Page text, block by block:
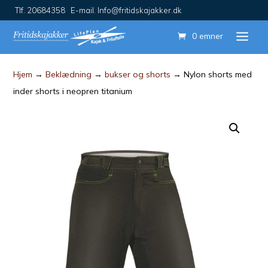
Tlf. 20684358 E-mail. Info@fritidskajakker.dk
0 emner
Hjem →Beklædning →bukser og shorts → Nylon shorts med
inder shorts i neopren titanium